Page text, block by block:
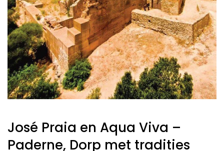
José Praia en Aqua Viva –
Paderne, Dorp met tradities